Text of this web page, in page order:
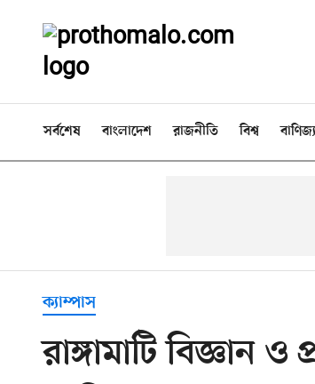
সর্বশেষ বাংলাদেশ রাজনীতি বিশ্ব বাণিজ্য
ক্যাম্পাস
রাঙ্গামাটি বিজ্ঞান ও